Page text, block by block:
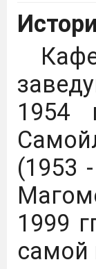
1954
(1953
1999
самой